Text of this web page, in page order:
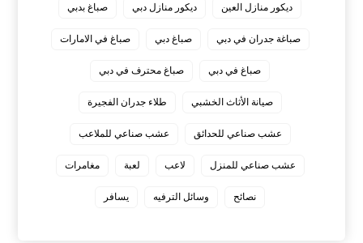
ديكور منازل العين ديكور منازل دبي صباغ بدبي
صباغة جدران في دبي صباغ دبي صباغ في الامارات
صباغ في دبي صباغ محترف في دبي
صيانة الأثاث الخشبي طلاء جدران الفجيرة
عشب صناعي للحدائق عشب صناعي للملاعب
عشب صناعي للمنزل لاعب لعبة مغامرات
نصائح وسائل الترفيه يسافر